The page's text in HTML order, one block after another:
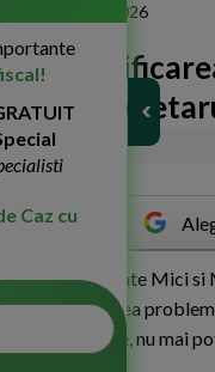
statului in 2026
a
2106
Private Mici si
rezolvarea
si economice, nu mai
Caz cu